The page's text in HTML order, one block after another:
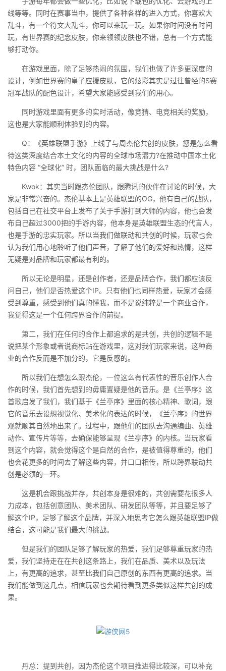
线等等。同时在赛事当中，提供了各种各样的进入方式，你喜欢大
乱斗，有一个符文大乱斗，你可以来玩一玩。如果你时间没有时间
玩，有世界赛的纪念皮肤，你来领领皮肤也不错，总有一个方式能
够打动你。
在游戏里面，除了足够热闹的氛围，我们也做了许多更深度的
设计，例如世界赛的皇子应援皮肤，它的炫彩其实是过往曾经的S赛
冠军战队的配色设计，希望大家能感受到我们的用心。
同时游戏里面有更多的实时活动，像竞猜、电竞相关的奖励，
这也是大家能顺利体验到的内容。
Q：《英雄联盟手游》上线了与周杰伦共创的皮肤，您是怎么看
待这类深度结合本土文化的内容的全球市场潜力?在推动中国本土化
特色内容 “全球化” 时，团队面临的最大挑战是什么?
Kwok：其实当时跟杰伦团队，跟腾讯的伙伴在讨论的时候，大
家是非常兴奋的。杰伦基本上是英雄联盟的OG，他有自己的战队，
包括自己在社交平台上发布了关于手游打到大师的内容，他也会发
布自己超过3000把的手游内容，他本身是英雄联盟生态的代言人，
也是手游的忠实玩家。所以当我们做联动和共创的时候，玩家也会
认为我们用心地聆听了他们声音，了解了他们的爱好和热情，这样
无疑是对品牌和玩家都最有利的。
所以无论是明星，还是创作者，还是品牌合作，我们都应该反
问自己，他们是否热爱这个IP。只有他们也同样热爱，玩家才会感
受到尊重，感受到他们真的懂我，而不是说纯粹是一个商业合作，
我觉得这是一个任何跨界合作的前提。
第二，我们在任何的合作上都追求的是共创，共创的逻辑不是
说把某个形象或者说商标贴在游戏里，这对我们玩家来说，这种商
业的合作反而是不加分的，它是反感的。
所以我们在想怎么跟杰伦，一位这么有代表性的音乐创作人合
作的时候，我们首先想到的毋庸置疑是他的音乐。是《兰亭序》这
首歌启发了我们，我们基于《兰亭序》里面的核心精神、歌词，跟
它的音乐去设想视觉化、美术化的表达的时候，《兰亭序》的世界
观就顺其自然地出来了。过程中，跟他们的团队去沟通编曲、英雄
动作、宣传片等等，去确保能够呈现《兰亭序》的内核。当玩家看
到这个内容，就会觉得这个是自然的合作，是被值得尊重的，他们
也会花更多的时间去了解这些内容，并口口相传，所以跨界联动共
创是必须的一环。
这是机会跟挑战并存，共创本身是很难的，共创需要花很多人
力成本，包括创意团队、美术团队、研发团队等等，并且要足够了
解这个IP，足够了解这个品牌，并深入地思考它怎么跟英雄联盟IP做
结合，这可能是我们最大的挑战。
但是我们的团队足够了解玩家的热爱，我们足够尊重玩家的热
爱，我们坚持走在在共创这条路上，我们在品质、美术以及玩法
上，有更高的追求，甚至比我们自己原创的东西有更高的追求。当
我们能做到这几点，相信玩家也会期待看到更多类似这样共创的成
果。
丹总：提到共创，因为杰伦这个项目推进得比较深，可以补充